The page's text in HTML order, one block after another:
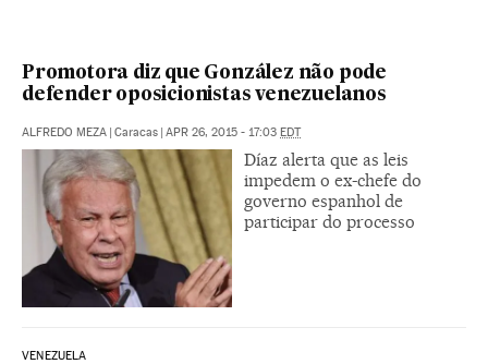
Promotora diz que González não pode
defender oposicionistas venezuelanos
ALFREDO MEZA | Caracas | APR 26, 2015 - 17:03 EDT
Díaz alerta que as leis
impedem o ex-chefe do
governo espanhol de
participar do processo
VENEZUELA